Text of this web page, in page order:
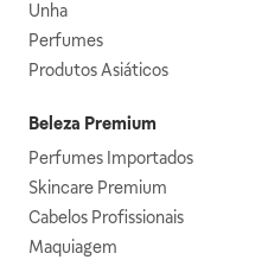
Unha
Perfumes
Produtos Asiáticos
Beleza Premium
Perfumes Importados
Skincare Premium
Cabelos Profissionais
Maquiagem